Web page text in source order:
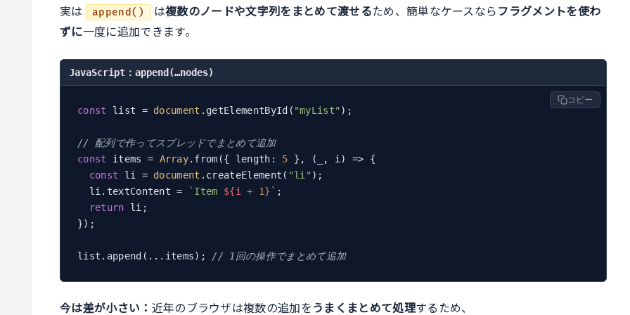
実は append() は複数のノードや文字列をまとめて渡せるため、簡単なケースならフラグメントを使わ
ずに一度に追加できます。
JavaScript：append(…nodes)
const list = document .getElementById( "myList" );
// 配列で作ってスプレッドでまとめて追加
const
items = Array.from({ length: 5 }, ( _, i ) => {
const li = document .createElement( "li" );
  li.textContent =
`Item ${i + 1} ` ;
return li;
});
list.append(...items); // 1回の操作でまとめて追加
コピー
今は差が小さい： 近年のブラウザは複数の追加をうまくまとめて処理するため、